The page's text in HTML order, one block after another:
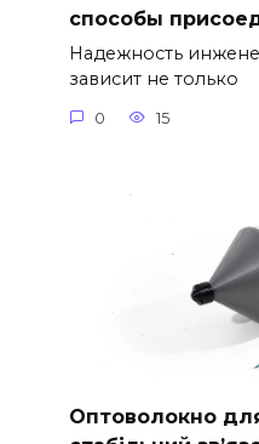
способы
Надежность
зависит не только
0 15
Оптоволокно